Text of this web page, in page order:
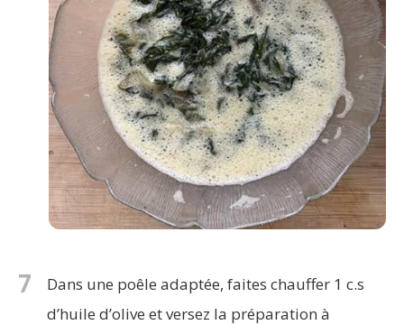
7
Dans une poêle adaptée, faites chauffer 1 c.s
d’huile d’olive et versez la préparation à